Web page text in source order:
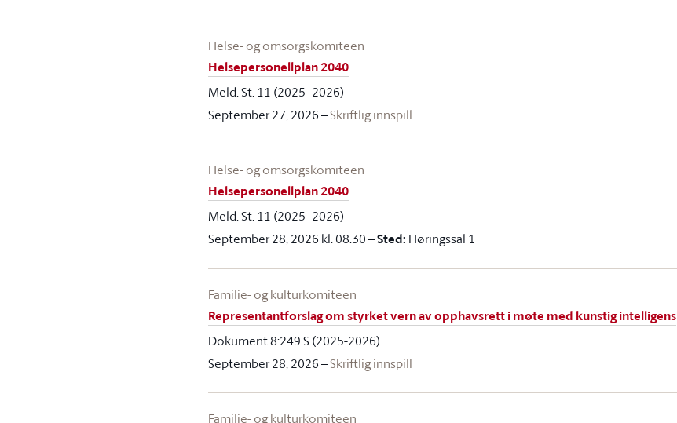
Helse- og omsorgskomiteen
Helsepersonellplan 2040
Meld. St. 11 (2025–2026)
September 27, 2026–Skriftlig innspill
Helse- og omsorgskomiteen
Helsepersonellplan 2040
Meld. St. 11 (2025–2026)
September 28, 2026 kl. 08.30–Sted: Høringssal 1
Familie- og kulturkomiteen
Representantforslag om styrket vern av opphavsrett i møte med kunstig intelligens
Dokument 8:249 S (2025-2026)
September 28, 2026–Skriftlig innspill
Familie- og kulturkomiteen